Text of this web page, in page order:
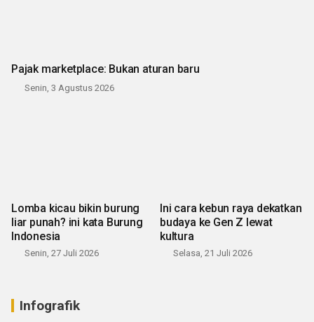
Pajak marketplace: Bukan aturan baru
Senin, 3 Agustus 2026
Lomba kicau bikin burung
liar punah? ini kata Burung
Indonesia
Senin, 27 Juli 2026
Ini cara kebun raya dekatkan
budaya ke Gen Z lewat
kultura
Selasa, 21 Juli 2026
Infografik